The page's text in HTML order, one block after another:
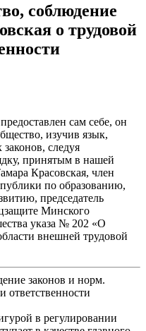
соблюдение
о трудовой
сам себе, он
изучив язык,
следуя
принятым в нашей
Красовская, член
по образованию,
председатель
Минского
указа № 202 «О
внешней трудовой
в регулировании